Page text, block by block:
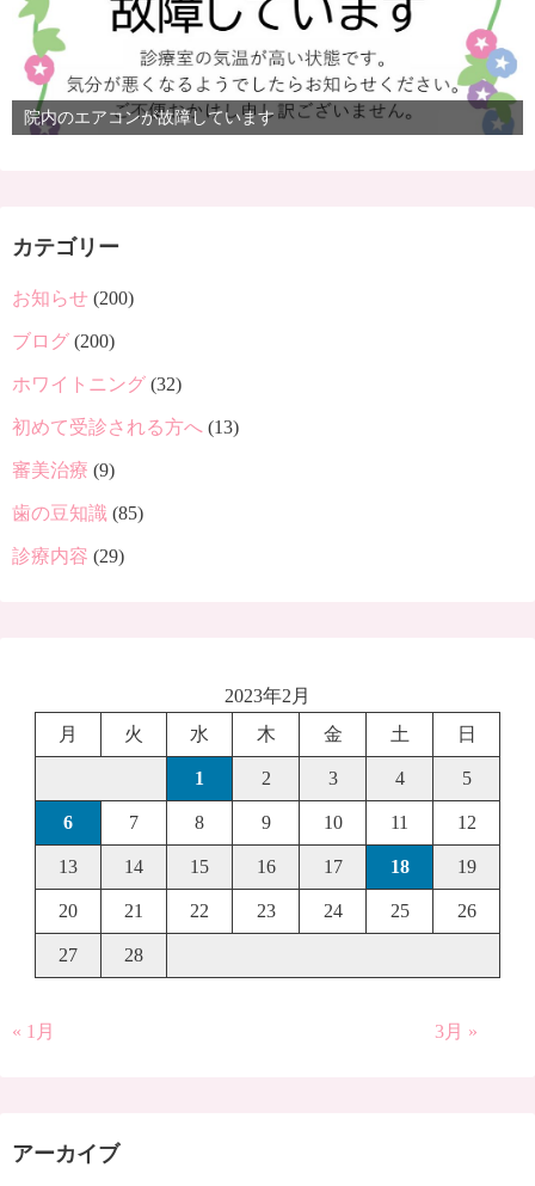
院内のエアコンが故障しています
カテゴリー
お知らせ (200)
ブログ (200)
ホワイトニング (32)
初めて受診される方へ (13)
審美治療 (9)
歯の豆知識 (85)
診療内容 (29)
2023年2月
月
火 水 木 金 土 日
1 2 3 4 5
6 7 8 9 10 11 12
13 14 15 16 17 18 19
20 21 22 23 24 25 26
27 28
« 1月 3月 »
アーカイブ